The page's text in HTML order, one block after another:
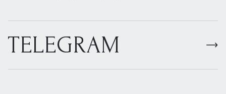
TELEGRAM